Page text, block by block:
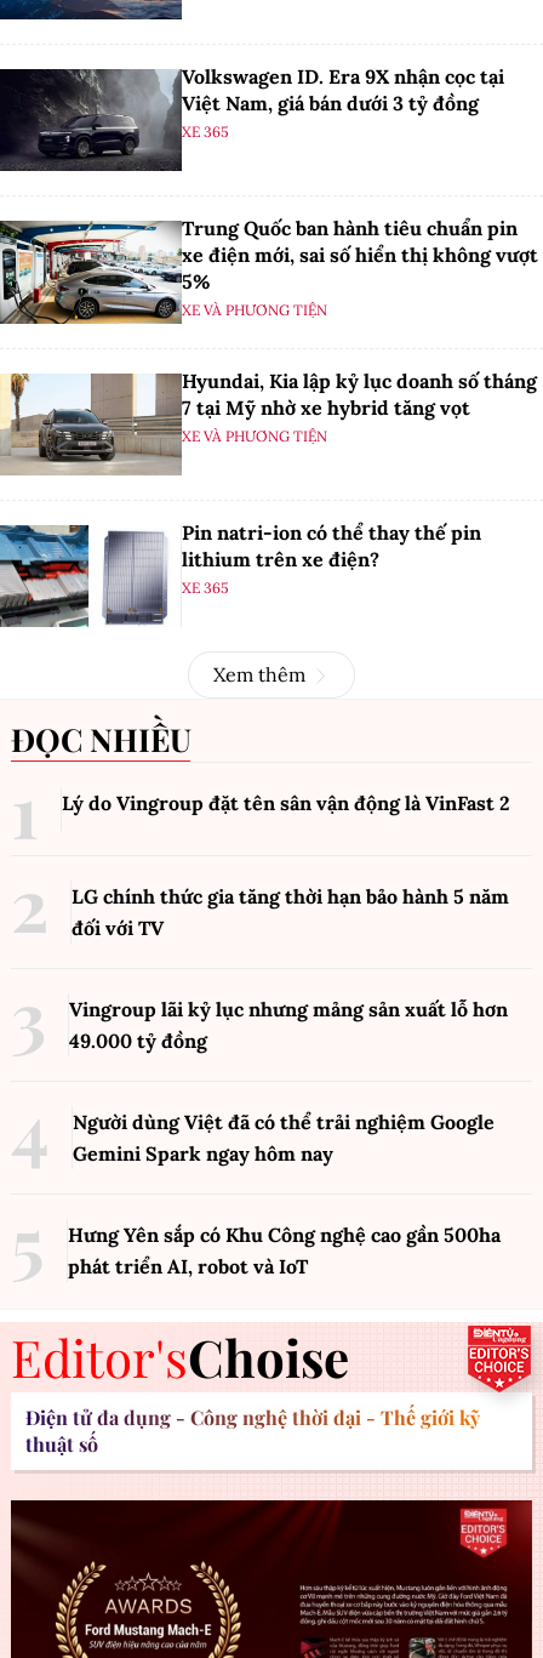
Volkswagen ID. Era 9X nhận cọc tại
Việt Nam, giá bán dưới 3 tỷ đồng
XE 365
Trung Quốc ban hành tiêu chuẩn pin
xe điện mới, sai số hiển thị không vượt
5%
XE VÀ PHƯƠNG TIỆN
Hyundai, Kia lập kỷ lục doanh số tháng
7 tại Mỹ nhờ xe hybrid tăng vọt
XE VÀ PHƯƠNG TIỆN
Pin natri-ion có thể thay thế pin
lithium trên xe điện?
XE 365
Xem thêm
ĐỌC NHIỀU
Lý do Vingroup đặt tên sân vận động là VinFast 2
LG chính thức gia tăng thời hạn bảo hành 5 năm
đối với TV
Vingroup lãi kỷ lục nhưng mảng sản xuất lỗ hơn
49.000 tỷ đồng
Người dùng Việt đã có thể trải nghiệm Google
Gemini Spark ngay hôm nay
Hưng Yên sắp có Khu Công nghệ cao gần 500ha
phát triển AI, robot và IoT
Editor'sChoise
Điện tử đa dụng - Công nghệ thời đại - Thế giới kỹ
thuật số